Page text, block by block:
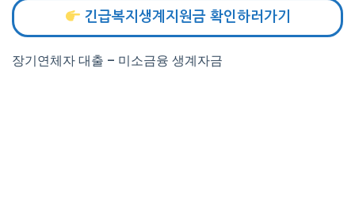
긴급복지생계지원금 확인하러가기
장기연체자 대출 – 미소금융 생계자금